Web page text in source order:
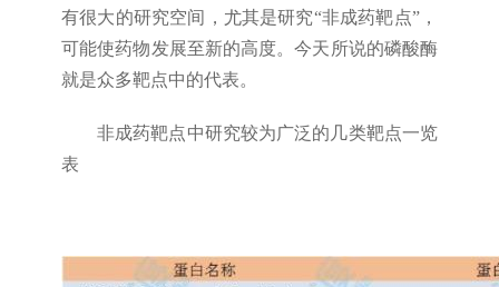
有很大的研究空间，尤其是研究“非成药靶点”，
可能使药物发展至新的高度。今天所说的磷酸酶
就是众多靶点中的代表。
非成药靶点中研究较为广泛的几类靶点一览
表